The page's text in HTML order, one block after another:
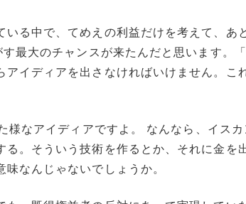
る中で、てめえの利益だけを考えて、あ
最大のチャンスが来たんだと思います。
イディアを出さなければいけません。こ
なアイディアですよ。 なんなら、イス
。そういう技術を作るとか、それに金を
なんじゃないでしょうか。